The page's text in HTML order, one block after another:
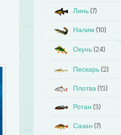
Линь (7)
Налим (10)
Окунь (24)
Пескарь (2)
Плотва (13)
Ротан (3)
Сазан (7)